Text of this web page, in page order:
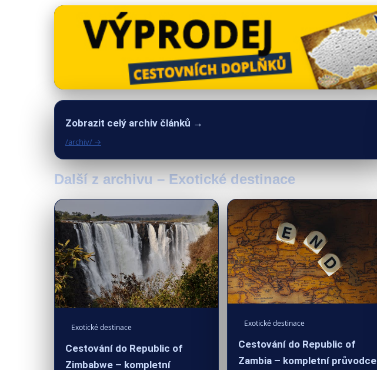
Zobrazit celý archiv článků →
/archiv/ →
Další z archivu – Exotické destinace
Exotické destinace
Cestování do Republic of
Zimbabwe – kompletní
Exotické destinace
Cestování do Republic of
Zambia – kompletní průvodce